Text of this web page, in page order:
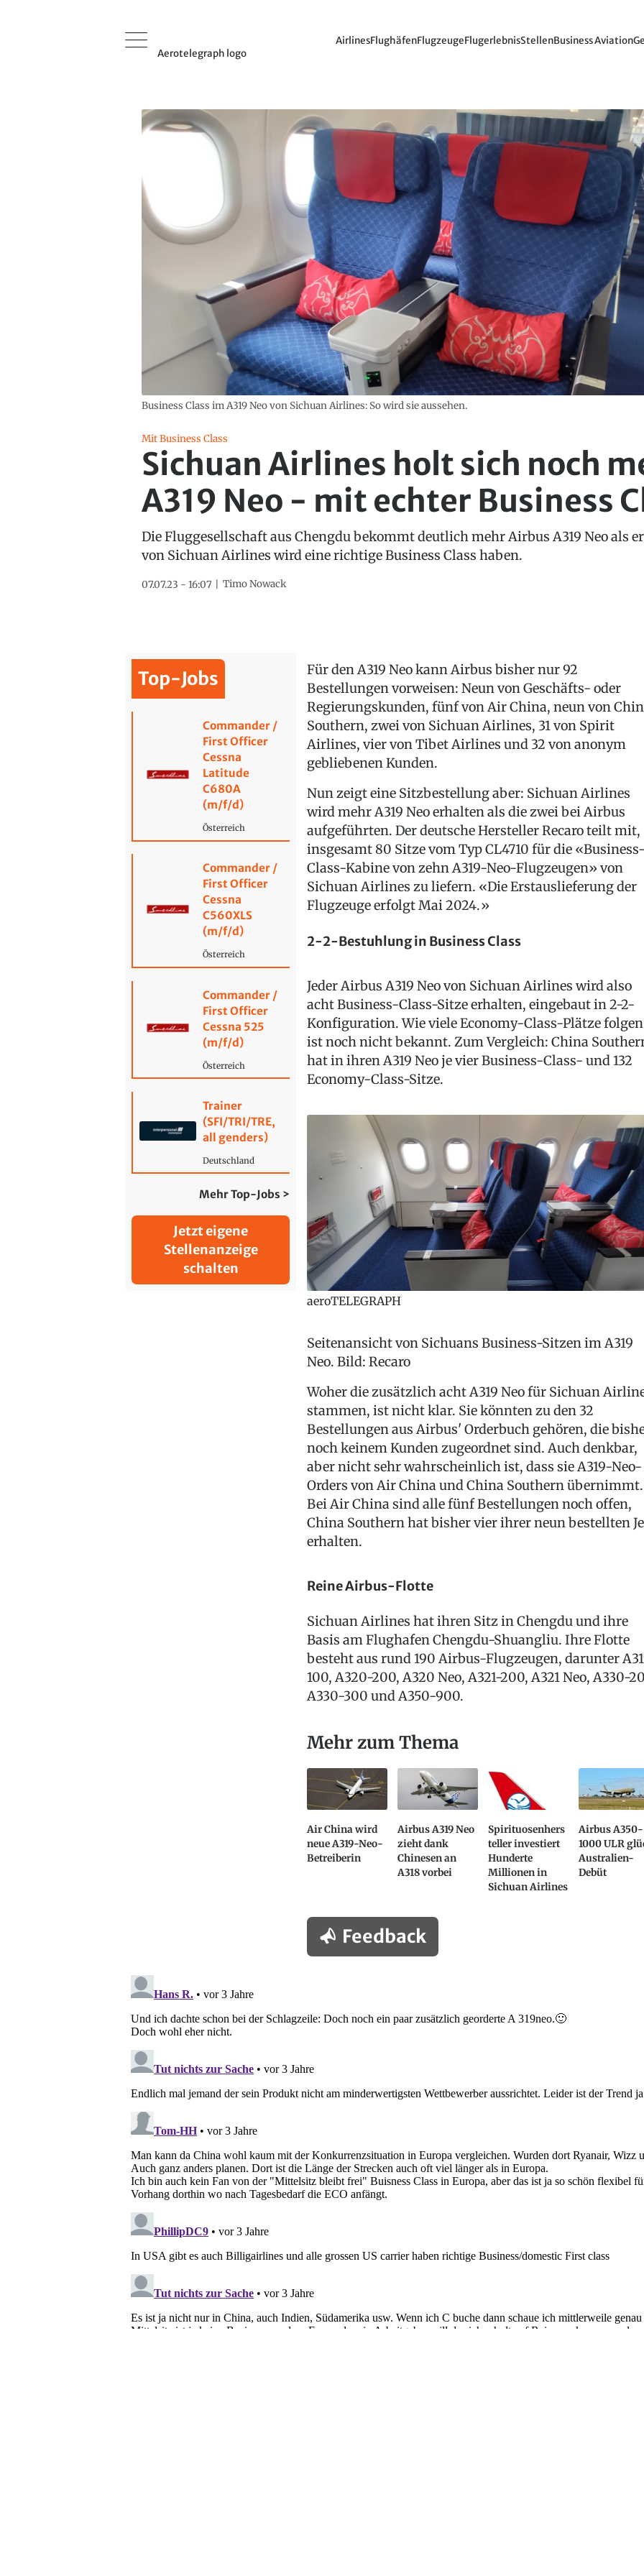
Aerotelegraph logo
AirlinesFlughäfenFlugzeugeFlugerlebnisStellenBusiness Aviation
Business Class im A319 Neo von Sichuan Airlines: So wird sie aussehen.
Mit Business Class
Sichuan Airlines holt sich noch
A319 Neo - mit echter Business
Die Fluggesellschaft aus Chengdu bekommt deutlich mehr Airbus A319 Neo als
von Sichuan Airlines wird eine richtige Business Class haben.
07.07.23 - 16:07 Timo Nowack
Top-Jobs
Commander /
First Officer
Cessna
Latitude
C680A
(m/f/d)
Österreich
Commander /
First Officer
Cessna
C560XLS
(m/f/d)
Österreich
Commander /
First Officer
Cessna 525
(m/f/d)
Österreich
Trainer
(SFI/TRI/TRE,
all genders)
Deutschland
Mehr Top-Jobs >
Jetzt eigene
Stellenanzeige
schalten
Für den A319 Neo kann Airbus bisher nur 92
Bestellungen vorweisen: Neun von Geschäfts- oder
Regierungskunden, fünf von Air China, neun von
Southern, zwei von Sichuan Airlines, 31 von Spirit
Airlines, vier von Tibet Airlines und 32 von anonym
gebliebenen Kunden.
Nun zeigt eine Sitzbestellung aber: Sichuan Airlines
wird mehr A319 Neo erhalten als die zwei bei Airbus
aufgeführten. Der deutsche Hersteller Recaro teilt mit,
insgesamt 80 Sitze vom Typ CL4710 für die
Class-Kabine von zehn A319-Neo-Flugzeugen» von
Sichuan Airlines zu liefern. «Die Erstauslieferung der
Flugzeuge erfolgt Mai 2024.»
2-2-Bestuhlung in Business Class
Jeder Airbus A319 Neo von Sichuan Airlines wird also
acht Business-Class-Sitze erhalten, eingebaut in 2-2-
Konfiguration. Wie viele Economy-Class-Plätze
ist noch nicht bekannt. Zum Vergleich: China
hat in ihren A319 Neo je vier Business-Class- und 132
Economy-Class-Sitze.
aeroTELEGRAPH
Seitenansicht von Sichuans Business-Sitzen im A319
Neo. Bild: Recaro
Woher die zusätzlich acht A319 Neo für Sichuan
stammen, ist nicht klar. Sie könnten zu den 32
Bestellungen aus Airbus' Orderbuch gehören, die
noch keinem Kunden zugeordnet sind. Auch denkbar,
aber nicht sehr wahrscheinlich ist, dass sie A319-Neo-
Orders von Air China und China Southern übernimmt.
Bei Air China sind alle fünf Bestellungen noch offen,
China Southern hat bisher vier ihrer neun bestellten
erhalten.
Reine Airbus-Flotte
Sichuan Airlines hat ihren Sitz in Chengdu und ihre
Basis am Flughafen Chengdu-Shuangliu. Ihre Flotte
besteht aus rund 190 Airbus-Flugzeugen, darunter
100, A320-200, A320 Neo, A321-200, A321 Neo, A330-
A330-300 und A350-900.
Mehr zum Thema
Air China wird
neue A319-Neo-
Betreiberin
Airbus A319 Neo
zieht dank
Chinesen an
A318 vorbei
Spirituosenhers
teller investiert
Hunderte
Millionen in
Sichuan Airlines
Airbus A350-
1000 ULR
Australien-
Debüt
Feedback